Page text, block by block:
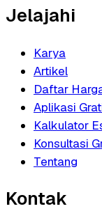
Jelajahi
Karya
Artikel
Daftar
Aplikasi
Kalkulator
Konsultasi
Tentang
Kontak